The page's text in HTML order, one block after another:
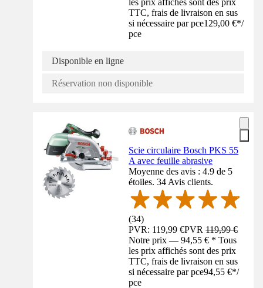
les prix affichés sont des prix
TTC, frais de livraison en sus
si nécessaire par pce129,00 €*/
pce
Disponible en ligne
Réservation non disponible
Scie circulaire Bosch PKS 55
A avec feuille abrasive
Moyenne des avis : 4.9 de 5
étoiles. 34 Avis clients.
(34)
PVR: 119,99 €PVR119,99 €
Notre prix — 94,55 € * Tous
les prix affichés sont des prix
TTC, frais de livraison en sus
si nécessaire par pce94,55 €*/
pce